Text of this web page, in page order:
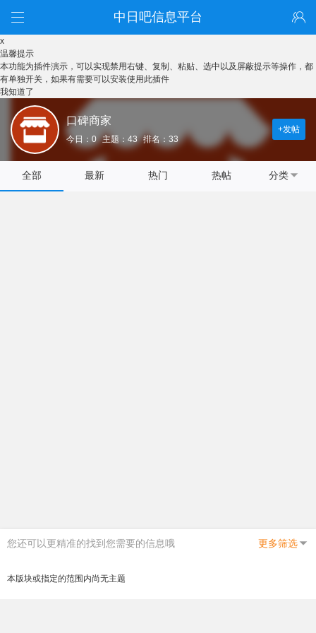
中日吧信息平台
x
温馨提示
本功能为插件演示，可以实现禁用右键、复制、粘贴、选中以及屏蔽提示等操作，都
有单独开关，如果有需要可以安装使用此插件
我知道了
口碑商家
今日：0 主题：43 排名：33
+发帖
全部 最新 热门 热帖 分类
您还可以更精准的找到您需要的信息哦 更多筛选
本版块或指定的范围内尚无主题